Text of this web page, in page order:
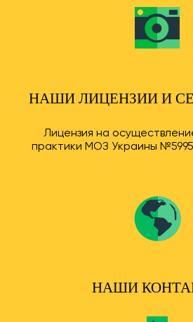
НАШИ ЛИЦЕНЗИИ И
Лицензия на
практики МОЗ Украины
НАШИ